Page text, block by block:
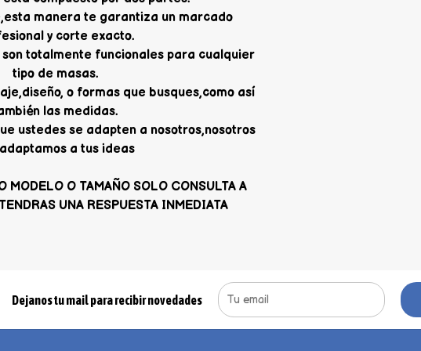
manera te garantiza un marcado
y corte exacto.
son totalmente funcionales para cualquier
tipo de masas.
o formas que busques,como así
las medidas.
ustedes se adapten a nosotros,nosotros
a tus ideas
MODELO O TAMAÑO SOLO CONSULTA A
UNA RESPUESTA INMEDIATA
Dejanos tu mail para recibir novedades